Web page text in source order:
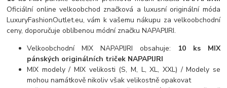
Oficiální online velkoobchod značková a luxusní originální móda
LuxuryFashionOutlet.eu, vám k vašemu nákupu za velkoobchodní
ceny, doporučuje oblíbenou módní značku NAPAPIJRI.
Velkoobchodní MIX NAPAPIJRI obsahuje:
10 ks MIX
pánských originálních triček NAPAPIJRI
MIX modely / MIX velikosti (S, M, L, XL, XXL) / Modely se
mohou namátkově nikoliv však velikostně opakovat